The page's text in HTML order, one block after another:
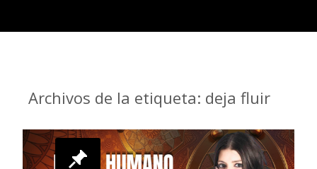
Archivos de la etiqueta: deja fluir